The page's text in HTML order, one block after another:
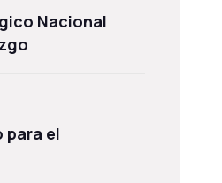
Nacional
para el